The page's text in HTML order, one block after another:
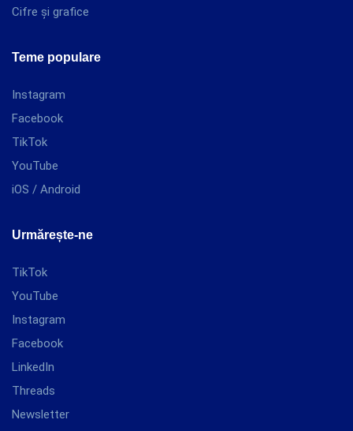
Cifre și grafice
Teme populare
Instagram
Facebook
TikTok
YouTube
iOS / Android
Urmărește-ne
TikTok
YouTube
Instagram
Facebook
LinkedIn
Threads
Newsletter